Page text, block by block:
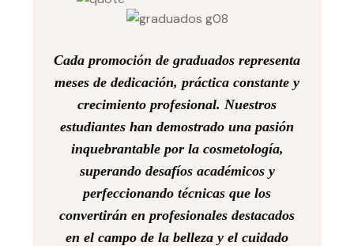
Cada promoción de graduados representa
meses de dedicación, práctica constante y
crecimiento profesional. Nuestros
estudiantes han demostrado una pasión
inquebrantable por la cosmetología,
superando desafíos académicos y
perfeccionando técnicas que los
convertirán en profesionales destacados
en el campo de la belleza y el cuidado